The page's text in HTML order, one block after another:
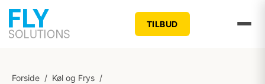
TILBUD
Forside / Køl og Frys /